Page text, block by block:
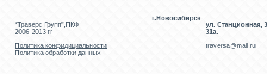
“Траверс Групп”,ПКФ
2006-2013 гг
Политика конфидициальности
Политика обработки данных
г.Новосибирск:
ул. Станционная,
31а.
traversa@mail.ru